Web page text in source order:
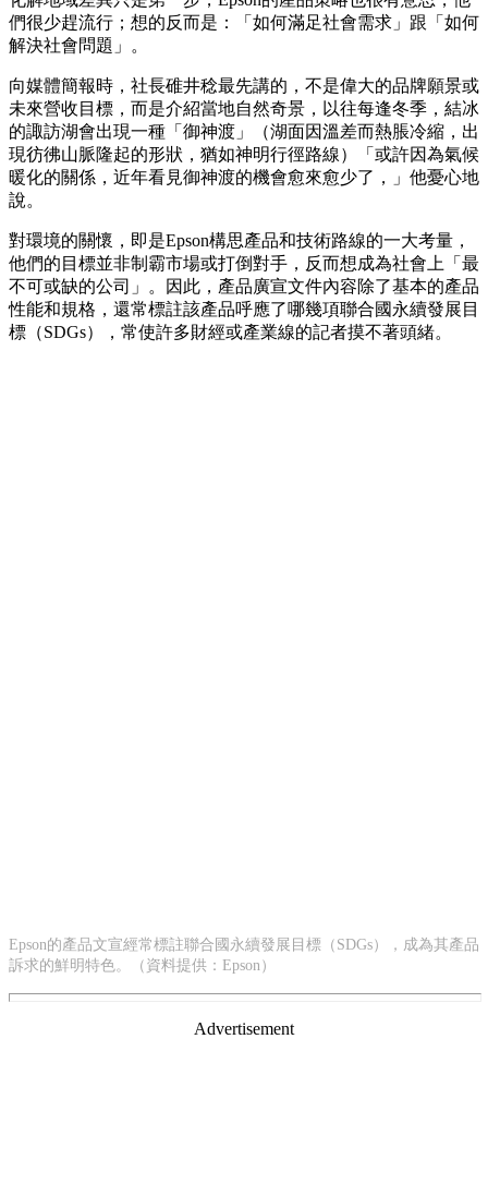
們很少趕流行；想的反而是：「如何滿足社會需求」跟「如何
解決社會問題」。
向媒體簡報時，社長碓井稔最先講的，不是偉大的品牌願景或
未來營收目標，而是介紹當地自然奇景，以往每逢冬季，結冰
的諏訪湖會出現一種「御神渡」（湖面因溫差而熱脹冷縮，出
現彷彿山脈隆起的形狀，猶如神明行徑路線）「或許因為氣候
暖化的關係，近年看見御神渡的機會愈來愈少了，」他憂心地
說。
對環境的關懷，即是Epson構思產品和技術路線的一大考量，
他們的目標並非制霸市場或打倒對手，反而想成為社會上「最
不可或缺的公司」。因此，產品廣宣文件內容除了基本的產品
性能和規格，還常標註該產品呼應了哪幾項聯合國永續發展目
標（SDGs），常使許多財經或產業線的記者摸不著頭緒。
Epson的產品文宣經常標註聯合國永續發展目標（SDGs），成為其產品
訴求的鮮明特色。（資料提供：Epson）
Advertisement